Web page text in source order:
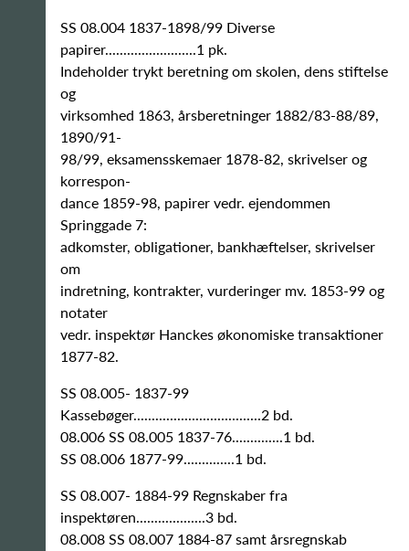
SS 08.004 1837-1898/99 Diverse
papirer.........................1 pk.
Indeholder trykt beretning om skolen, dens stiftelse
og
virksomhed 1863, årsberetninger 1882/83-88/89,
1890/91-
98/99, eksamensskemaer 1878-82, skrivelser og
korrespon-
dance 1859-98, papirer vedr. ejendommen
Springgade 7:
adkomster, obligationer, bankhæftelser, skrivelser
om
indretning, kontrakter, vurderinger mv. 1853-99 og
notater
vedr. inspektør Hanckes økonomiske transaktioner
1877-82.
SS 08.005- 1837-99
Kassebøger...................................2 bd.
08.006 SS 08.005 1837-76..............1 bd.
SS 08.006 1877-99..............1 bd.
SS 08.007- 1884-99 Regnskaber fra
inspektøren...................3 bd.
08.008 SS 08.007 1884-87 samt årsregnskab